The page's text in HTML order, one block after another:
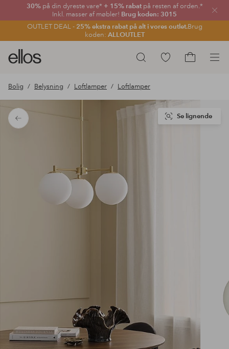
30% på din dyreste vare* + 15% rabatpå resten af orden.*
Inkl. masser af møbler! Brug koden: 3015
OUTLET DEAL - 25% ekstra rabat på alt i vores outlet.Brug
koden: ALLOUTLET
Luk
Søg
Ellos
logo
gå
forsiden
Gå
Bolig Belysning Loftlamper Loftlamper
Tilbage
Se lignende